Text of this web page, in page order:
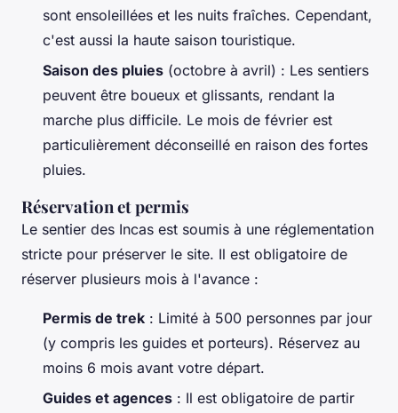
sont ensoleillées et les nuits fraîches. Cependant,
c'est aussi la haute saison touristique.
Saison des pluies (octobre à avril) : Les sentiers
peuvent être boueux et glissants, rendant la
marche plus difficile. Le mois de février est
particulièrement déconseillé en raison des fortes
pluies.
Réservation et permis
Le sentier des Incas est soumis à une réglementation
stricte pour préserver le site. Il est obligatoire de
réserver plusieurs mois à l'avance :
Permis de trek : Limité à 500 personnes par jour
(y compris les guides et porteurs). Réservez au
moins 6 mois avant votre départ.
Guides et agences : Il est obligatoire de partir